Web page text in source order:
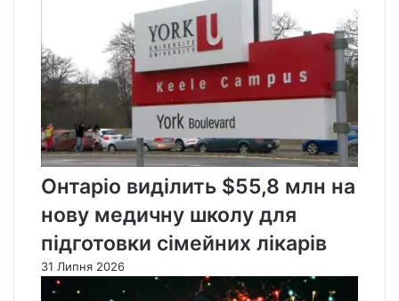
Онтаріо виділить $55,8 млн на
нову медичну школу для
підготовки сімейних лікарів
31 Липня 2026